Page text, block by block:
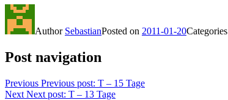
Author SebastianPosted on 2011-01-20Categories
Post navigation
Previous Previous post: T – 15 Tage
Next Next post: T – 13 Tage